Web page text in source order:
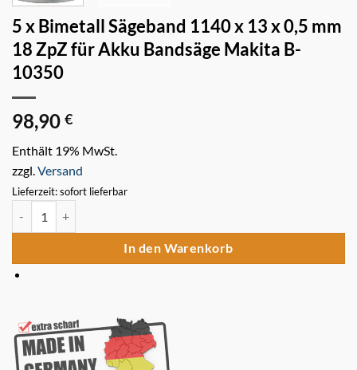
5 x Bimetall Sägeband 1140 x 13 x 0,5 mm
18 ZpZ für Akku Bandsäge Makita B-
10350
98,90 €
Enthält 19% MwSt.
zzgl.Versand
Lieferzeit: sofort lieferbar
5 x Bimetall Sägeband 1140 x 13 x 0,5 mm 18 ZpZ für Akku
In den Warenkorb